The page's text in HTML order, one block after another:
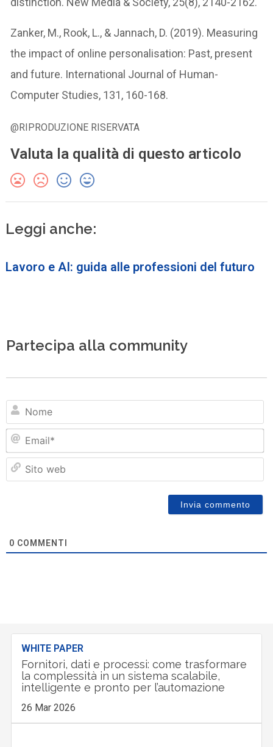
Zanker, M., Rook, L., & Jannach, D. (2019). Measuring
the impact of online personalisation: Past, present
and future. International Journal of Human-
Computer Studies, 131, 160-168.
@RIPRODUZIONE RISERVATA
Valuta la qualità di questo articolo
Leggi anche:
Lavoro e AI: guida alle professioni del futuro
Partecipa alla community
0 COMMENTI
WHITE PAPER
Fornitori, dati e processi: come trasformare
la complessità in un sistema scalabile,
intelligente e pronto per l’automazione
26 Mar 2026